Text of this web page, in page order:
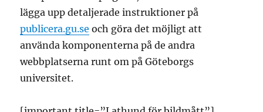
lägga upp detaljerade instruktioner på
publicera.gu.se och göra det möjligt att
använda komponenterna på de andra
webbplatserna runt om på Göteborgs
universitet.